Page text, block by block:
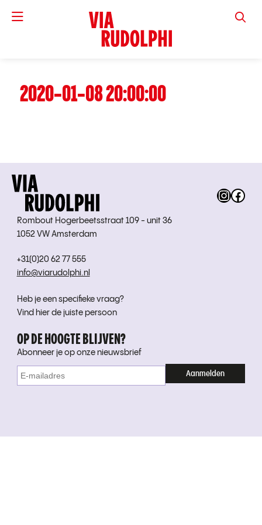
VIA
2020-01-08 20:00:00
Rombout Hogerbeetsstraat 109 - unit 36
1052 VW Amsterdam
+31(0)20 62 77 555
info@viarudolphi.nl
Heb je een specifieke vraag?
Vind hier de juiste persoon
OP DE HOOGTE BLIJVEN?
Abonneer je op onze nieuwsbrief